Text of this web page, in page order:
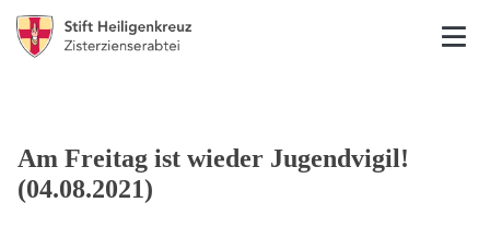
Am Freitag ist wieder Jugendvigil!
(04.08.2021)